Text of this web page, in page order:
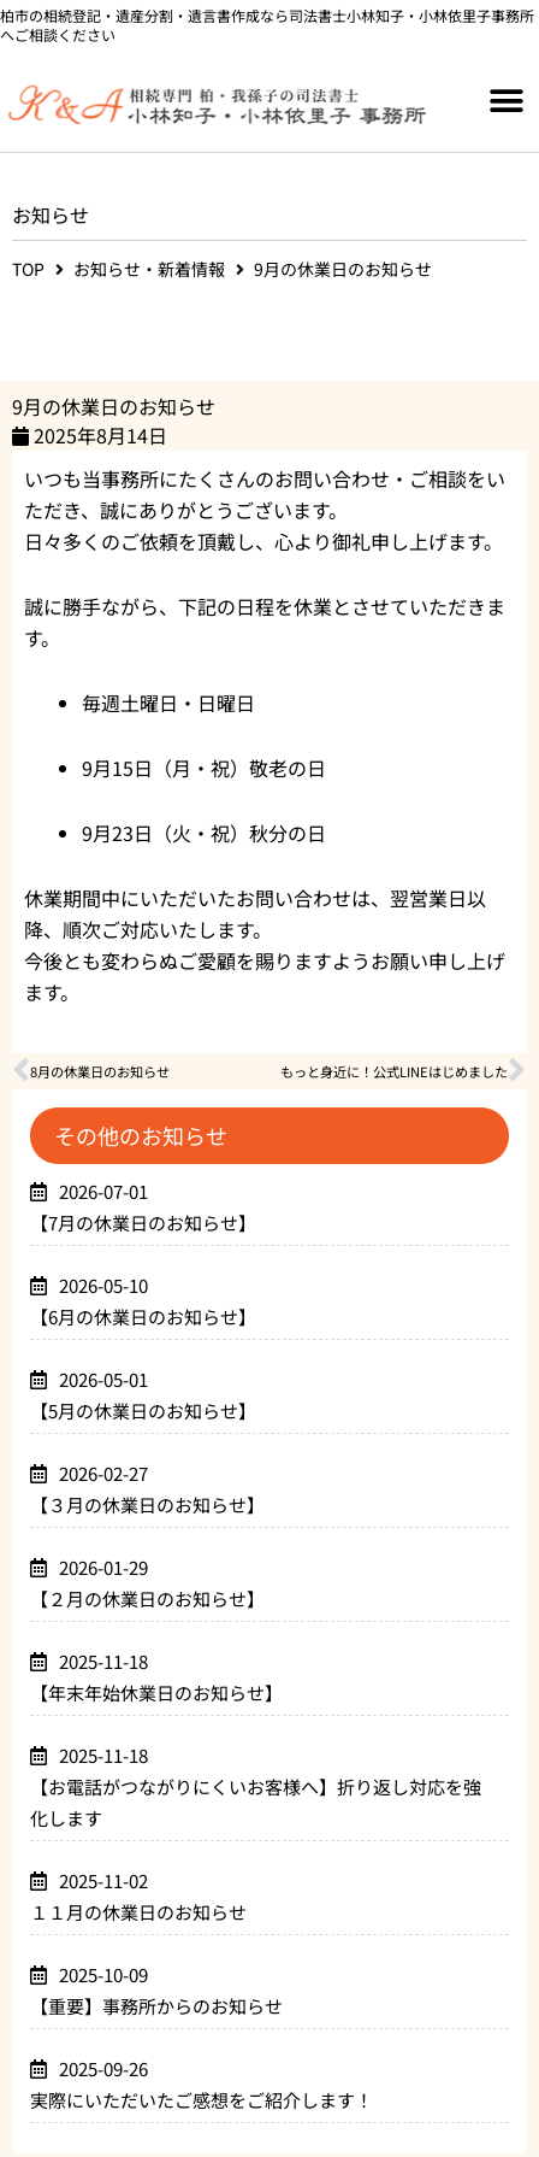
内
容
ス
柏市の相続登記・遺産分割・遺言書作成なら司法書士小林知子・小林依里子事務所
へご相談ください
お知らせ
TOP お知らせ・新着情報 9月の休業日のお知らせ
9月の休業日のお知らせ
2025年8月14日
いつも当事務所にたくさんのお問い合わせ・ご相談をい
ただき、誠にありがとうございます。
日々多くのご依頼を頂戴し、心より御礼申し上げます。
誠に勝手ながら、下記の日程を休業とさせていただきま
す。
毎週土曜日・日曜日
9月15日（月・祝）敬老の日
9月23日（火・祝）秋分の日
休業期間中にいただいたお問い合わせは、翌営業日以
降、順次ご対応いたします。
今後とも変わらぬご愛顧を賜りますようお願い申し上げ
ます。
Prev
8月の休業日のお知らせ もっと身近に！公式LINEはじめました
その他のお知らせ
2026-07-01
【7月の休業日のお知らせ】
2026-05-10
【6月の休業日のお知らせ】
2026-05-01
【5月の休業日のお知らせ】
2026-02-27
【３月の休業日のお知らせ】
2026-01-29
【２月の休業日のお知らせ】
2025-11-18
【年末年始休業日のお知らせ】
2025-11-18
【お電話がつながりにくいお客様へ】折り返し対応を強
化します
2025-11-02
１１月の休業日のお知らせ
2025-10-09
【重要】事務所からのお知らせ
2025-09-26
実際にいただいたご感想をご紹介します！